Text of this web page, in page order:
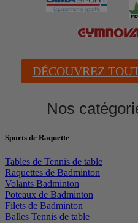
DÉCOUVREZ
Nos
Sports de Raquette
Tables de Tennis de table
Raquettes de Badminton
Volants Badminton
Poteaux de Badminton
Filets de Badminton
Balles Tennis de table